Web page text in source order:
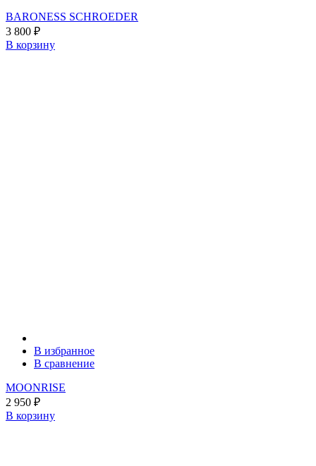
BARONESS SCHROEDER
3 800 ₽
В корзину
В избранное
В сравнение
MOONRISE
2 950 ₽
В корзину